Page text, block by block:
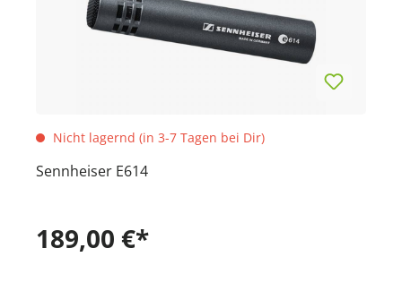
Nicht lagernd (in 3-7 Tagen bei Dir)
Sennheiser E614
189,00 €*